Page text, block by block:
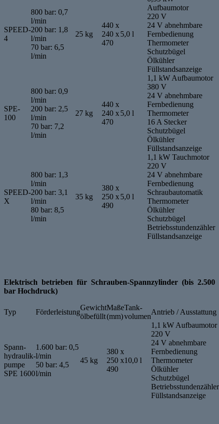
SPEED-
4
800 bar: 0,7
l/min
200 bar: 1,8
l/min
70 bar: 6,5
l/min
25 kg
440 x
240 x
470
5,0 l
Aufbaumotor
220 V
24 V abnehmbare
Fernbedienung
Thermometer
Schutzbügel
Ölkühler
Füllstandsanzeige
SPE-
100
800 bar: 0,9
l/min
200 bar: 2,5
l/min
70 bar: 7,2
l/min
27 kg
440 x
240 x
470
5,0 l
1,1 kW Aufbaumotor
380 V
24 V abnehmbare
Fernbedienung
Thermometer
16 A Stecker
Schutzbügel
Ölkühler
Füllstandsanzeige
SPEED-
X
800 bar: 1,3
l/min
200 bar: 3,1
l/min
80 bar: 8,5
l/min
35 kg
380 x
250 x
490
5,0 l
1,1 kW Tauchmotor
220 V
24 V abnehmbare
Fernbedienung
Schraubautomatik
Thermometer
Ölkühler
Schutzbügel
Betriebsstundenzähler
Füllstandsanzeige
Elektrisch betrieben für Schrauben-Spannzylinder (bis 2.500
bar Hochdruck)
Typ Förderleistung
Gewicht
ölbefüllt
Maße
(mm)
Tank-
volumen
Antrieb / Ausstattung
Spann-
hydraulik-
pumpe
SPE 1600
1.600 bar: 0,5
l/min
50 bar: 4,5
l/min
45 kg
380 x
250 x
490
10,0 l
1,1 kW Aufbaumotor
220 V
24 V abnehmbare
Fernbedienung
Thermometer
Ölkühler
Schutzbügel
Betriebsstundenzähler
Füllstandsanzeige